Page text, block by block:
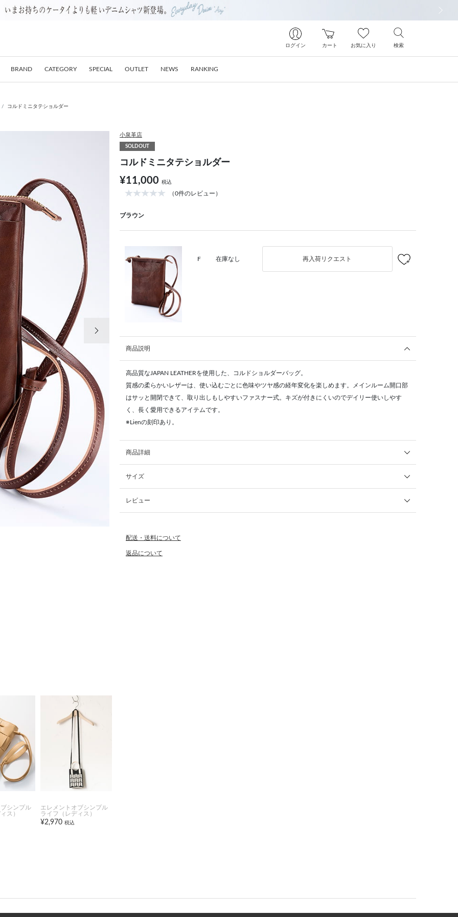
ログイン カート お気に入り 検索
BRAND CATEGORY SPECIAL OUTLET NEWS RANKING
コルドミニタテショルダー
シンプル
ス）
エレメントオブシンプル
ライフ（レディス）
¥2,970 税込
小泉革店
SOLDOUT
コルドミニタテショルダー
¥11,000 税込
（0件のレビュー）
ブラウン
F 在庫なし 再入荷リクエスト
商品説明
高品質なJAPAN LEATHERを使用した、コルドショルダーバッグ。
質感の柔らかいレザーは、使い込むごとに色味やツヤ感の経年変化を楽しめます。メインルーム開口部
はサッと開閉できて、取り出しもしやすいファスナー式。キズが付きにくいのでデイリー使いしやす
く、長く愛用できるアイテムです。
※Lienの刻印あり。
商品詳細
サイズ
レビュー
配送・送料について
返品について